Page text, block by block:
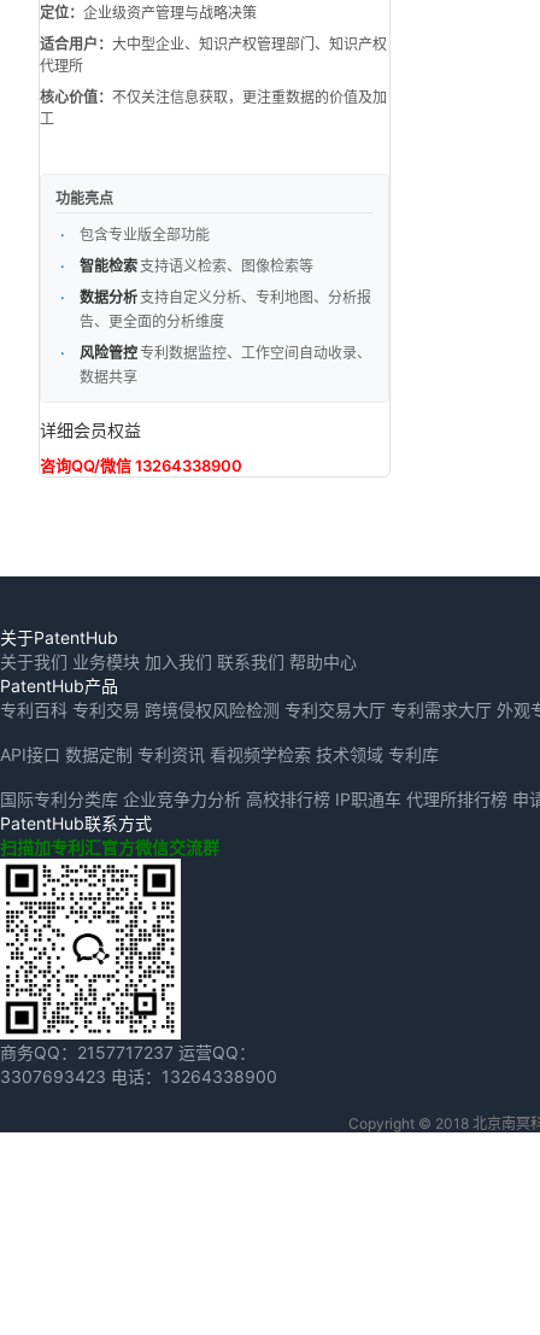
定位： 企业级资产管理与战略决策
适合用户： 大中型企业、知识产权管理部门、知识产权
代理所
核心价值： 不仅关注信息获取，更注重数据的价值及加
工
功能亮点
包含专业版全部功能
智能检索 支持语义检索、图像检索等
数据分析 支持自定义分析、专利地图、分析报
告、更全面的分析维度
风险管控专利数据监控、工作空间自动收录、
数据共享
详细会员权益
咨询QQ/微信 13264338900
关于PatentHub
关于我们 业务模块 加入我们 联系我们 帮助中心
PatentHub产品
专利百科 专利交易 跨境侵权风险检测 专利交易大厅 专利需求大厅 外观
API接口 数据定制 专利资讯 看视频学检索 技术领域 专利库
国际专利分类库 企业竞争力分析 高校排行榜 IP职通车 代理所排行榜 申
PatentHub联系方式
扫描加专利汇官方微信交流群
商务QQ： 2157717237 运营QQ：
3307693423 电话： 13264338900
Copyright © 2018 北京南冥